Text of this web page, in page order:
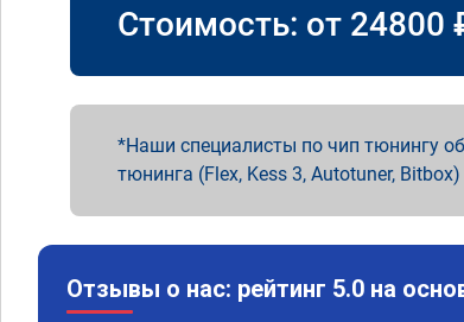
Стоимость: от 24800
Наши специалисты по чип тюнингу
тюнинга (Flex, Kess 3, Autotuner,
Отзывы о нас: рейтинг 5.0 на